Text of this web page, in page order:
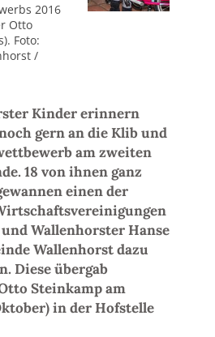
2016
Otto
Foto:
/
Kinder erinnern
gern an die Klib und
am zweiten
18 von ihnen ganz
einen der
Wallenhorster Hanse
Wallenhorst dazu
Diese übergab
Steinkamp am
in der Hofstelle